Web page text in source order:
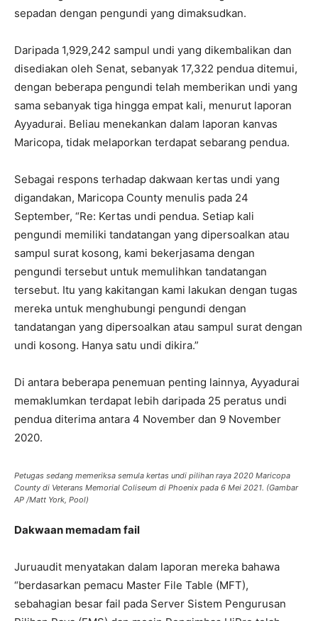
sepadan dengan pengundi yang dimaksudkan.
Daripada 1,929,242 sampul undi yang dikembalikan dan
disediakan oleh Senat, sebanyak 17,322 pendua ditemui,
dengan beberapa pengundi telah memberikan undi yang
sama sebanyak tiga hingga empat kali, menurut laporan
Ayyadurai. Beliau menekankan dalam laporan kanvas
Maricopa, tidak melaporkan terdapat sebarang pendua.
Sebagai respons terhadap dakwaan kertas undi yang
digandakan, Maricopa County menulis pada 24
September, “Re: Kertas undi pendua. Setiap kali
pengundi memiliki tandatangan yang dipersoalkan atau
sampul surat kosong, kami bekerjasama dengan
pengundi tersebut untuk memulihkan tandatangan
tersebut. Itu yang kakitangan kami lakukan dengan tugas
mereka untuk menghubungi pengundi dengan
tandatangan yang dipersoalkan atau sampul surat dengan
undi kosong. Hanya satu undi dikira.”
Di antara beberapa penemuan penting lainnya, Ayyadurai
memaklumkan terdapat lebih daripada 25 peratus undi
pendua diterima antara 4 November dan 9 November
2020.
Petugas sedang memeriksa semula kertas undi pilihan raya 2020 Maricopa
County di Veterans Memorial Coliseum di Phoenix pada 6 Mei 2021. (Gambar
AP /Matt York, Pool)
Dakwaan memadam fail
Juruaudit menyatakan dalam laporan mereka bahawa
“berdasarkan pemacu Master File Table (MFT),
sebahagian besar fail pada Server Sistem Pengurusan